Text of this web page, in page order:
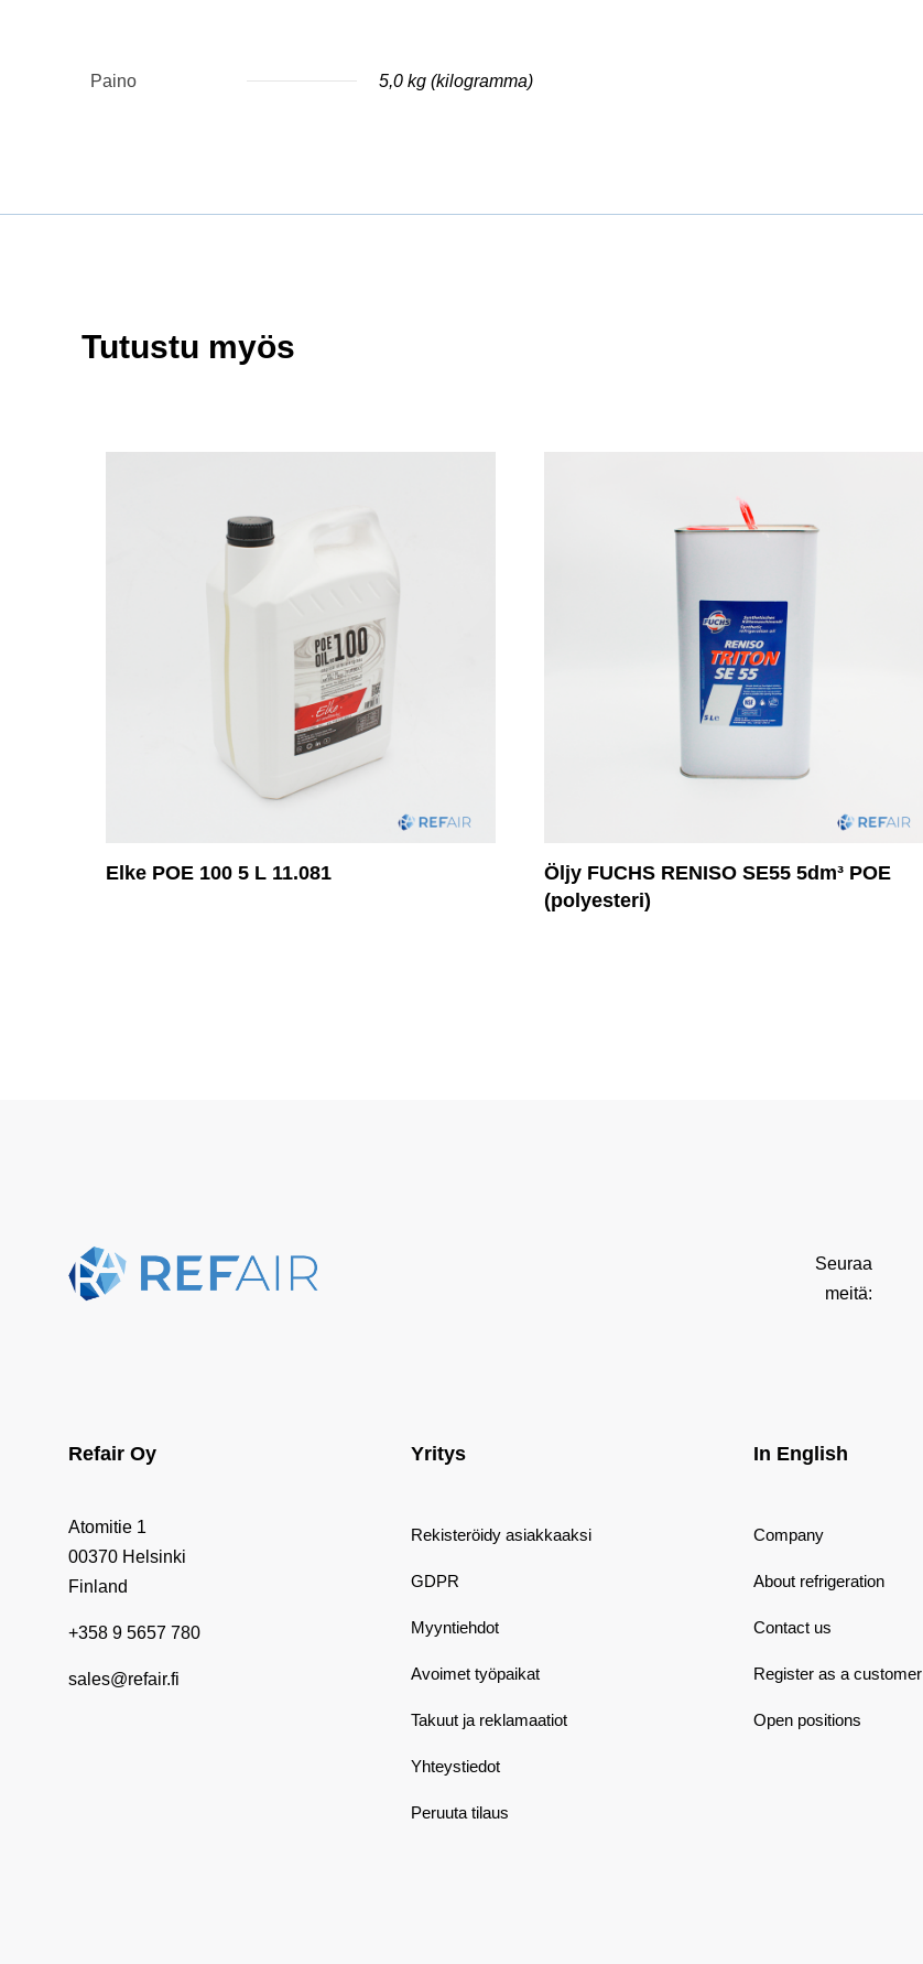
Paino 5,0 kg (kilogramma)
Tutustu myös
Elke POE 100 5 L 11.081
Öljy FUCHS RENISO SE55 5dm³ POE
(polyesteri)
Seuraa
meitä:
Refair Oy
Atomitie 1
00370 Helsinki
Finland
+358 9 5657 780
sales@refair.fi
Yritys
Rekisteröidy asiakkaaksi
GDPR
Myyntiehdot
Avoimet työpaikat
Takuut ja reklamaatiot
Yhteystiedot
Peruuta tilaus
In English
Company
About refrigeration
Contact us
Register as a customer
Open positions